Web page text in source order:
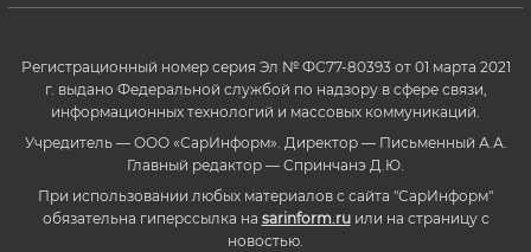
Регистрационный номер серия Эл № ФС77-80393 от 01 марта 2021
г. выдано Федеральной службой по надзору в сфере связи,
информационных технологий и массовых коммуникаций.
Учредитель — ООО «СарИнформ». Директор — Письменный А.А.
Главный редактор — Спринчанэ Д.Ю.
При использовании любых материалов с сайта "СарИнформ"
обязательна гиперссылка на sarinform.ruили на страницу с
новостью.